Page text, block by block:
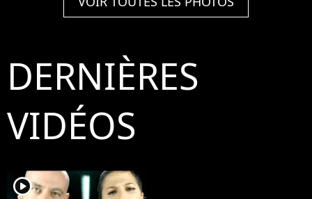
DERNIÈRES
VIDÉOS
player2